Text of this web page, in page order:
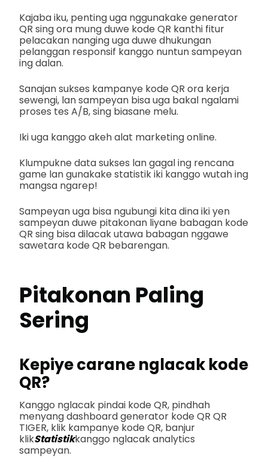
Kajaba iku, penting uga nggunakake generator
QR sing ora mung duwe kode QR kanthi fitur
pelacakan nanging uga duwe dhukungan
pelanggan responsif kanggo nuntun sampeyan
ing dalan.
Sanajan sukses kampanye kode QR ora kerja
sewengi, lan sampeyan bisa uga bakal ngalami
proses tes A/B, sing biasane melu.
Iki uga kanggo akeh alat marketing online.
Klumpukne data sukses lan gagal ing rencana
game lan gunakake statistik iki kanggo wutah ing
mangsa ngarep!
Sampeyan uga bisa ngubungi kita dina iki yen
sampeyan duwe pitakonan liyane babagan kode
QR sing bisa dilacak utawa babagan nggawe
sawetara kode QR bebarengan.
Pitakonan Paling
Sering
Kepiye carane nglacak kode
QR?
Kanggo nglacak pindai kode QR, pindhah
menyang dashboard generator kode QR QR
TIGER, klik kampanye kode QR, banjur
klikStatistikkanggo nglacak analytics
sampeyan.